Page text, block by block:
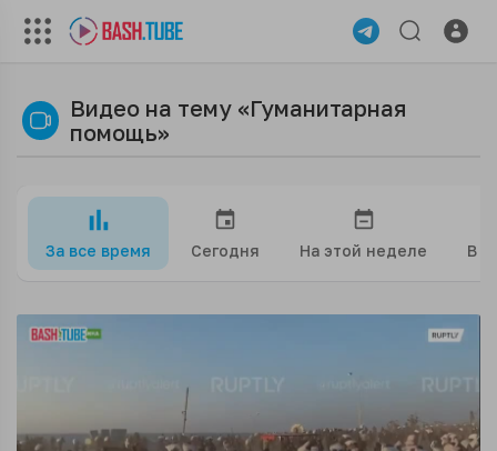
Видео на тему «Гуманитарная
помощь»
За все время Сегодня На этой неделе В